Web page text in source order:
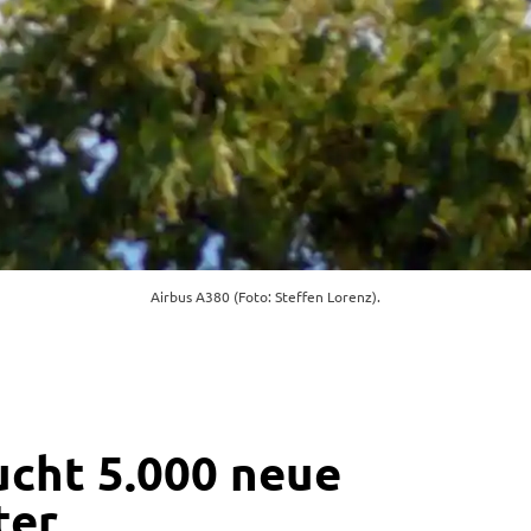
Airbus A380 (Foto: Steffen Lorenz).
5.000 neue